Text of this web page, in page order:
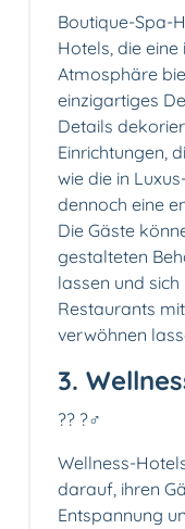
Boutique-Spa-
Hotels, die
Atmosphäre
einzigartiges
Details
Einrichtungen,
wie die in
dennoch eine
Die Gäste
gestalteten
lassen und
Restaurants
verwöhnen
3.
?? ?‍♂️
Wellness-
darauf, ihren
Entspannung